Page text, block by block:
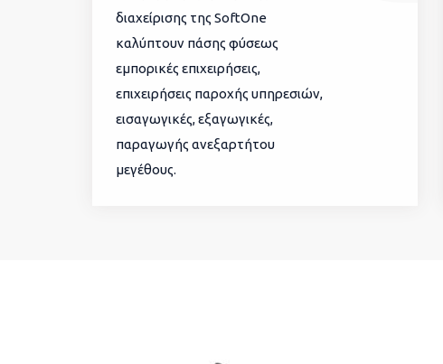
διαχείρισης της SoftOne
καλύπτουν πάσης φύσεως
εμπορικές επιχειρήσεις,
επιχειρήσεις παροχής υπηρεσιών,
εισαγωγικές, εξαγωγικές,
παραγωγής ανεξαρτήτου
μεγέθους.